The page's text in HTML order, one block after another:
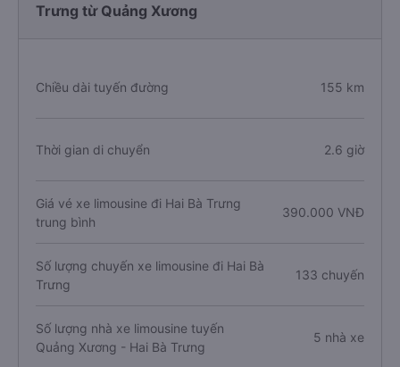
Trưng từ Quảng Xương
Chiều dài tuyến đường 155 km
Thời gian di chuyển 2.6 giờ
Giá vé xe limousine đi Hai Bà Trưng
trung bình
390.000 VNĐ
Số lượng chuyến xe limousine đi Hai Bà
Trưng
133 chuyến
Số lượng nhà xe limousine tuyến
Quảng Xương - Hai Bà Trưng
5 nhà xe